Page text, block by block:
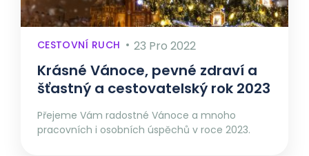
CESTOVNÍ RUCH 23 Pro 2022
Krásné Vánoce, pevné zdraví a
šťastný a cestovatelský rok 2023
Přejeme Vám radostné Vánoce a mnoho
pracovních i osobních úspěchů v roce 2023.